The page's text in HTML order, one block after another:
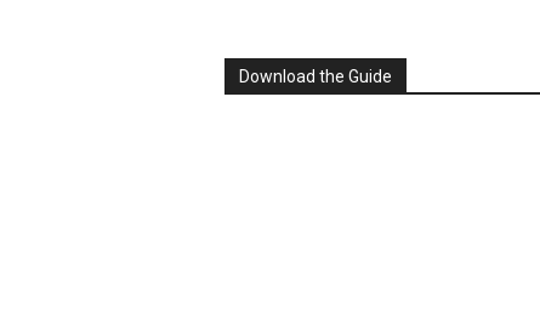
Download the Guide